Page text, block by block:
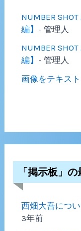
NUMBER
編】 - 管理人
NUMBER
編】 - 管理人
画像をテキス
「掲示板」
西畑大吾につ
3年前